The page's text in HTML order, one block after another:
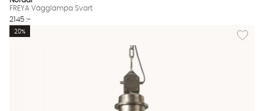
FREYA Vägglampa Svart
2145 :-
Lägg
20%